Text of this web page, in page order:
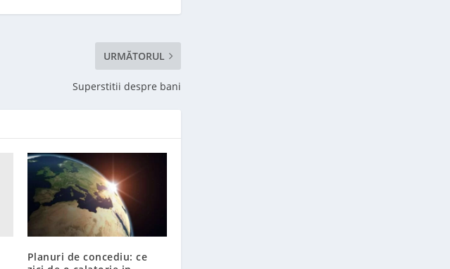
URMĂTORUL
Superstitii despre bani
Planuri de concediu: ce